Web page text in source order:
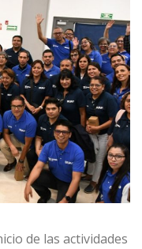
de las actividades